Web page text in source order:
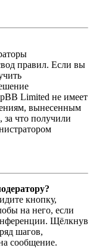
правил. Если вы
Limited не имеет
вынесенным
за что получили
кнопку,
на него, если
Щёлкнув
шагов,
сообщение.